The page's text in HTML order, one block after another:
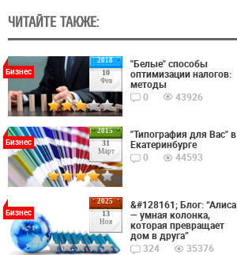
ЧИТАЙТЕ ТАКЖЕ:
2018
10
Фев
Бизнес
"Белые" способы
оптимизации налогов:
методы
0
43926
2015
31
Март
Бизнес
"Типография для Вас" в
Екатеринбурге
0
44593
2025
13
Ноя
Бизнес
&#128161; Блог: “Алиса
— умная колонка,
которая превращает
дом в друга”
324
35376